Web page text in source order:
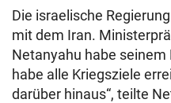
Die israelische
mit dem Iran.
Netanyahu habe
habe alle Kriegsziele
darüber hinaus“, teilte